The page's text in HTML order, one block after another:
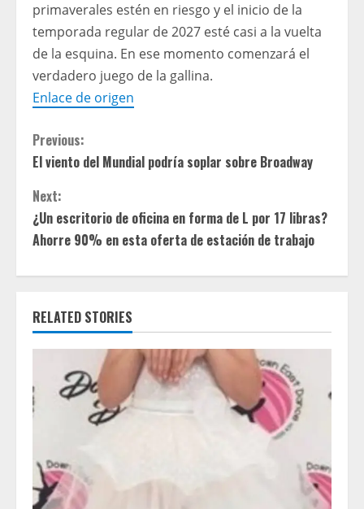
primaverales estén en riesgo y el inicio de la
temporada regular de 2027 esté casi a la vuelta
de la esquina. En ese momento comenzará el
verdadero juego de la gallina.
Enlace de origen
C
o
n
t
i
n
u
e
R
e
a
Previous:
El viento del Mundial podría soplar sobre Broadway
Next:
¿Un escritorio de oficina en forma de L por 17 libras?
Ahorre 90% en esta oferta de estación de trabajo
RELATED STORIES